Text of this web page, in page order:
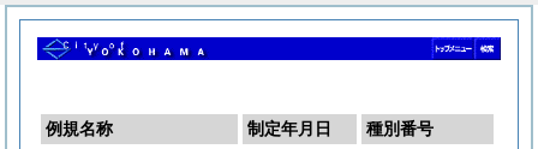
例規名称 制定年月日
種別番号